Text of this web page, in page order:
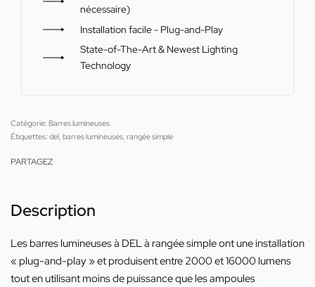
nécessaire)
Installation facile - Plug-and-Play
State-of-The-Art & Newest Lighting
Technology
Catégorie: Barres lumineuses
Étiquettes: del, barres lumineuses, rangée simple
PARTAGEZ
Description
Les barres lumineuses à DEL à rangée simple ont une installation
« plug-and-play » et produisent entre 2000 et 16000 lumens
tout en utilisant moins de puissance que les ampoules